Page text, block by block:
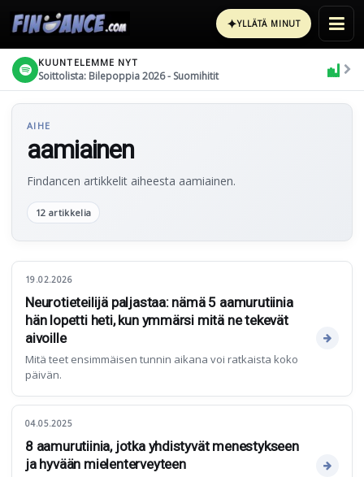
✦YLLÄTÄ MINUT
KUUNTELEMME NYT
Soittolista: Bilepoppia 2026 - Suomihitit
AIHE
aamiainen
Findancen artikkelit aiheesta aamiainen.
12 artikkelia
19.02.2026
Neurotieteilijä paljastaa: nämä 5 aamurutiinia
hän lopetti heti, kun ymmärsi mitä ne tekevät
aivoille
Mitä teet ensimmäisen tunnin aikana voi ratkaista koko
päivän.
04.05.2025
8 aamurutiinia, jotka yhdistyvät menestykseen
ja hyvään mielenterveyteen